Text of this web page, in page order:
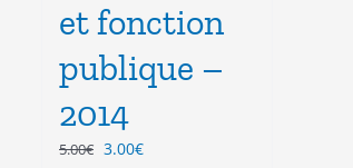
et fonction
publique –
2014
5.00€ Le
3.00€Le